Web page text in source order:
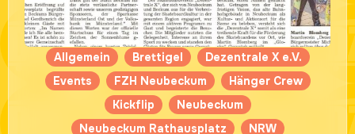
Allgemein Brettigel
Dezentrale X e.V.
Events
FZH Neubeckum
Hänger Crew
Kickflip
Neubeckum
Neubeckum Rathausplatz
NRW